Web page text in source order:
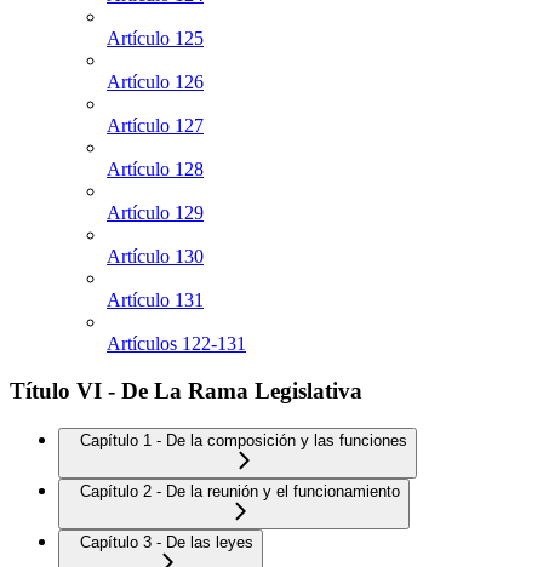
Artículo 125
Artículo 126
Artículo 127
Artículo 128
Artículo 129
Artículo 130
Artículo 131
Artículos 122-131
Título VI - De La Rama Legislativa
Capítulo 1 - De la composición y las funciones
Capítulo 2 - De la reunión y el funcionamiento
Capítulo 3 - De las leyes